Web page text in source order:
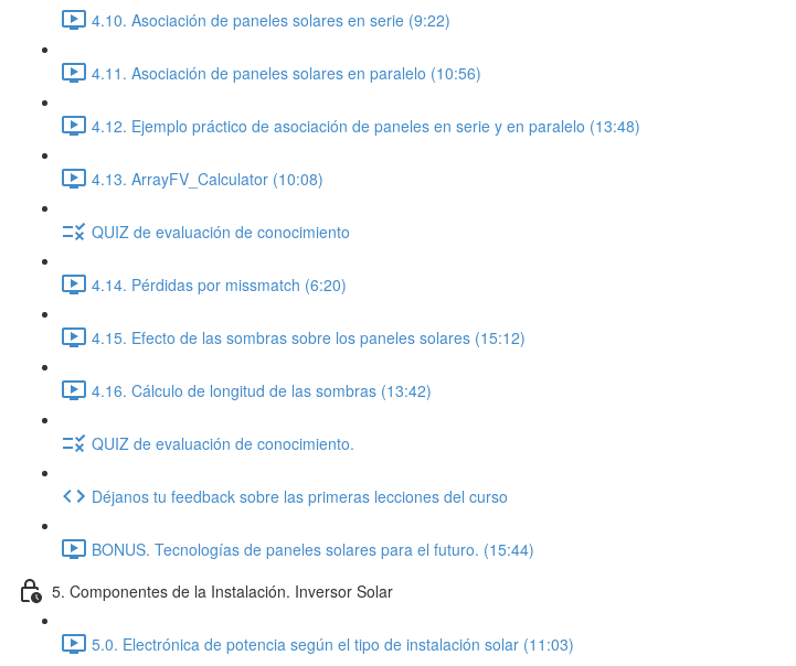
4.10. Asociación de paneles solares en serie (9:22)
4.11. Asociación de paneles solares en paralelo (10:56)
4.12. Ejemplo práctico de asociación de paneles en serie y en paralelo (13:48)
4.13. ArrayFV_Calculator (10:08)
QUIZ de evaluación de conocimiento
4.14. Pérdidas por missmatch (6:20)
4.15. Efecto de las sombras sobre los paneles solares (15:12)
4.16. Cálculo de longitud de las sombras (13:42)
QUIZ de evaluación de conocimiento.
Déjanos tu feedback sobre las primeras lecciones del curso
BONUS. Tecnologías de paneles solares para el futuro. (15:44)
5. Componentes de la Instalación. Inversor Solar
5.0. Electrónica de potencia según el tipo de instalación solar (11:03)